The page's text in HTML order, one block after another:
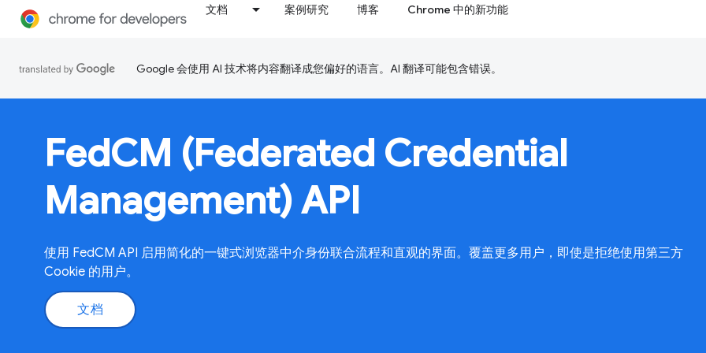
文档 案例研究 博客 Chrome 中的新功能
Google 会使用 AI 技术将内容翻译成您偏好的语言。AI 翻译可能包含错误。
FedCM (Federated Credential
Management) API
使用 FedCM API 启用简化的一键式浏览器中介身份联合流程和直观的界面。覆盖更多用户，即使是拒绝使用第三方
Cookie 的用户。
文档